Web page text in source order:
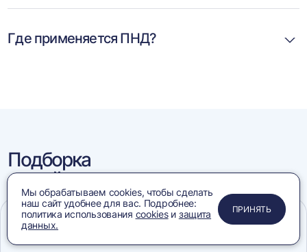
Где применяется ПНД?
Подборка
статей
ПРИМЕНИТЬ
ЗАКРЫТЬ
ЗАКРЫТЬ
ЗАКРЫТЬ
Мы обрабатываем cookies, чтобы сделать
наш сайт удобнее для вас. Подробнее:
политика использования cookiesи защита
данных.
ПРИНЯТЬ